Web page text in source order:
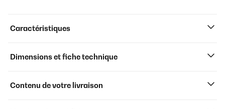
Caractéristiques
Dimensions et fiche technique
Contenu de votre livraison